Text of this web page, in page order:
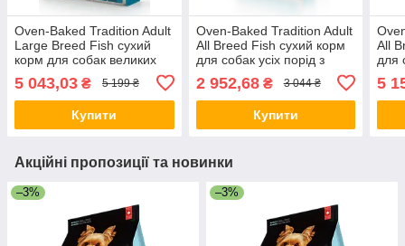
Oven-Baked Tradition Adult
Large Breed Fish сухий
корм для собак великих
5 043,03 ₴ 5 199 ₴
Купити
Oven-Baked Tradition Adult
All Breed Fish сухий корм
для собак усіх порід з
2 952,68₴ 3 044 ₴
Купити
All
для
5
Акційні пропозиції та новинки
–3% –3%